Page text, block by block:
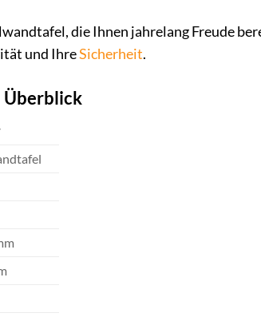
die Ihnen jahrelang Freude
und IhreSicherheit.
Überblick